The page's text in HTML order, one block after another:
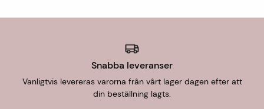
Snabba leveranser
Vanligtvis levereras varorna från vårt lager dagen efter att
din beställning lagts.